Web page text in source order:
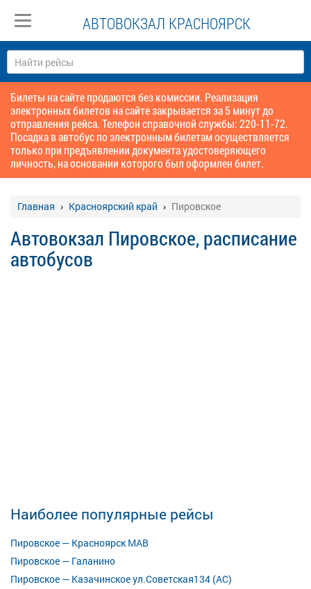
АВТОВОКЗАЛ КРАСНОЯРСК
Билеты на сайте продаются без комиссии. Реализация
электронных билетов на сайте закрывается за 5 минут до
отправления рейса. Телефон справочной службы: 220-11-72.
Посадка в автобус по электронным билетам осуществляется
только при предъявлении документа удостоверяющего
личность, на основании которого был оформлен билет.
Главная Красноярский край Пировское
Автовокзал Пировское, расписание
автобусов
Наиболее популярные рейсы
Пировское — Красноярск МАВ
Пировское — Галанино
Пировское — Казачинское ул.Советская134 (АС)